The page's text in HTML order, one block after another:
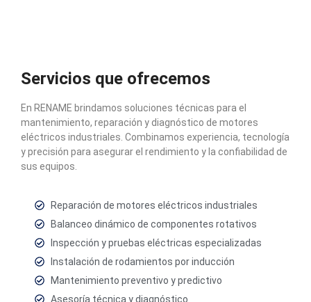
Servicios que ofrecemos
En RENAME brindamos soluciones técnicas para el
mantenimiento, reparación y diagnóstico de motores
eléctricos industriales. Combinamos experiencia, tecnología
y precisión para asegurar el rendimiento y la confiabilidad de
sus equipos.
Reparación de motores eléctricos industriales
Balanceo dinámico de componentes rotativos
Inspección y pruebas eléctricas especializadas
Instalación de rodamientos por inducción
Mantenimiento preventivo y predictivo
Asesoría técnica y diagnóstico